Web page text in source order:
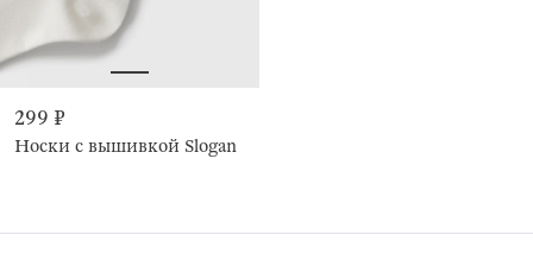
299 ₽
Носки с вышивкой Slogan